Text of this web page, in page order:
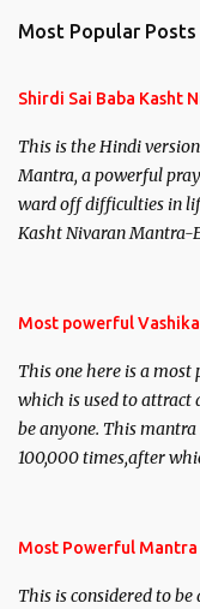
Most Popular Posts
Shirdi Sai Baba Kasht
This is the Hindi
Mantra, a powerful
ward off difficulties in
Kasht Nivaran Mantra-
Most powerful
This one here is a
which is used to attract
be anyone. This
100,000 times,after
you wish to attract.
Most Powerful Mantra
This is considered to